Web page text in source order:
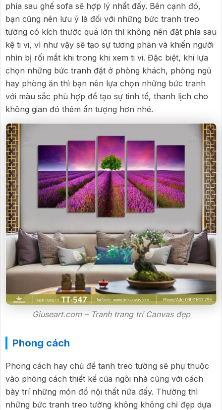
phía sau ghế sofa sẽ hợp lý nhất đấy. Bên cạnh đó,
bạn cũng nên lưu ý là đối với những bức tranh treo
tường có kích thước quá lớn thì không nên đặt phía sau
kệ ti vi, vì như vậy sẽ tạo sự tương phản và khiến người
nhìn bị rối mắt khi trong khi xem ti vi. Đặc biệt, khi lựa
chọn những bức tranh đặt ở phòng khách, phòng ngủ
hay phòng ăn thì bạn nên lựa chọn những bức tranh
với màu sắc phù hợp để tạo sự tinh tế, thanh lịch cho
không gian đó thêm ấn tượng hơn nhé.
Giuseart.com – Tranh trang trí Canvas đẹp
Phong cách
Phong cách hay chủ đề tanh treo tường sẽ phụ thuộc
vào phòng cách thiết kế của ngôi nhà cùng với cách
bày trí những món đồ nội thất nữa đấy. Thường thì
những bức tranh treo tường không không chỉ đẹp dựa